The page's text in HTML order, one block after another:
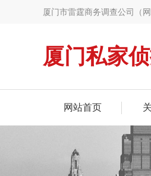
厦门市雷霆商务调查公司（
厦门私家
网站首页